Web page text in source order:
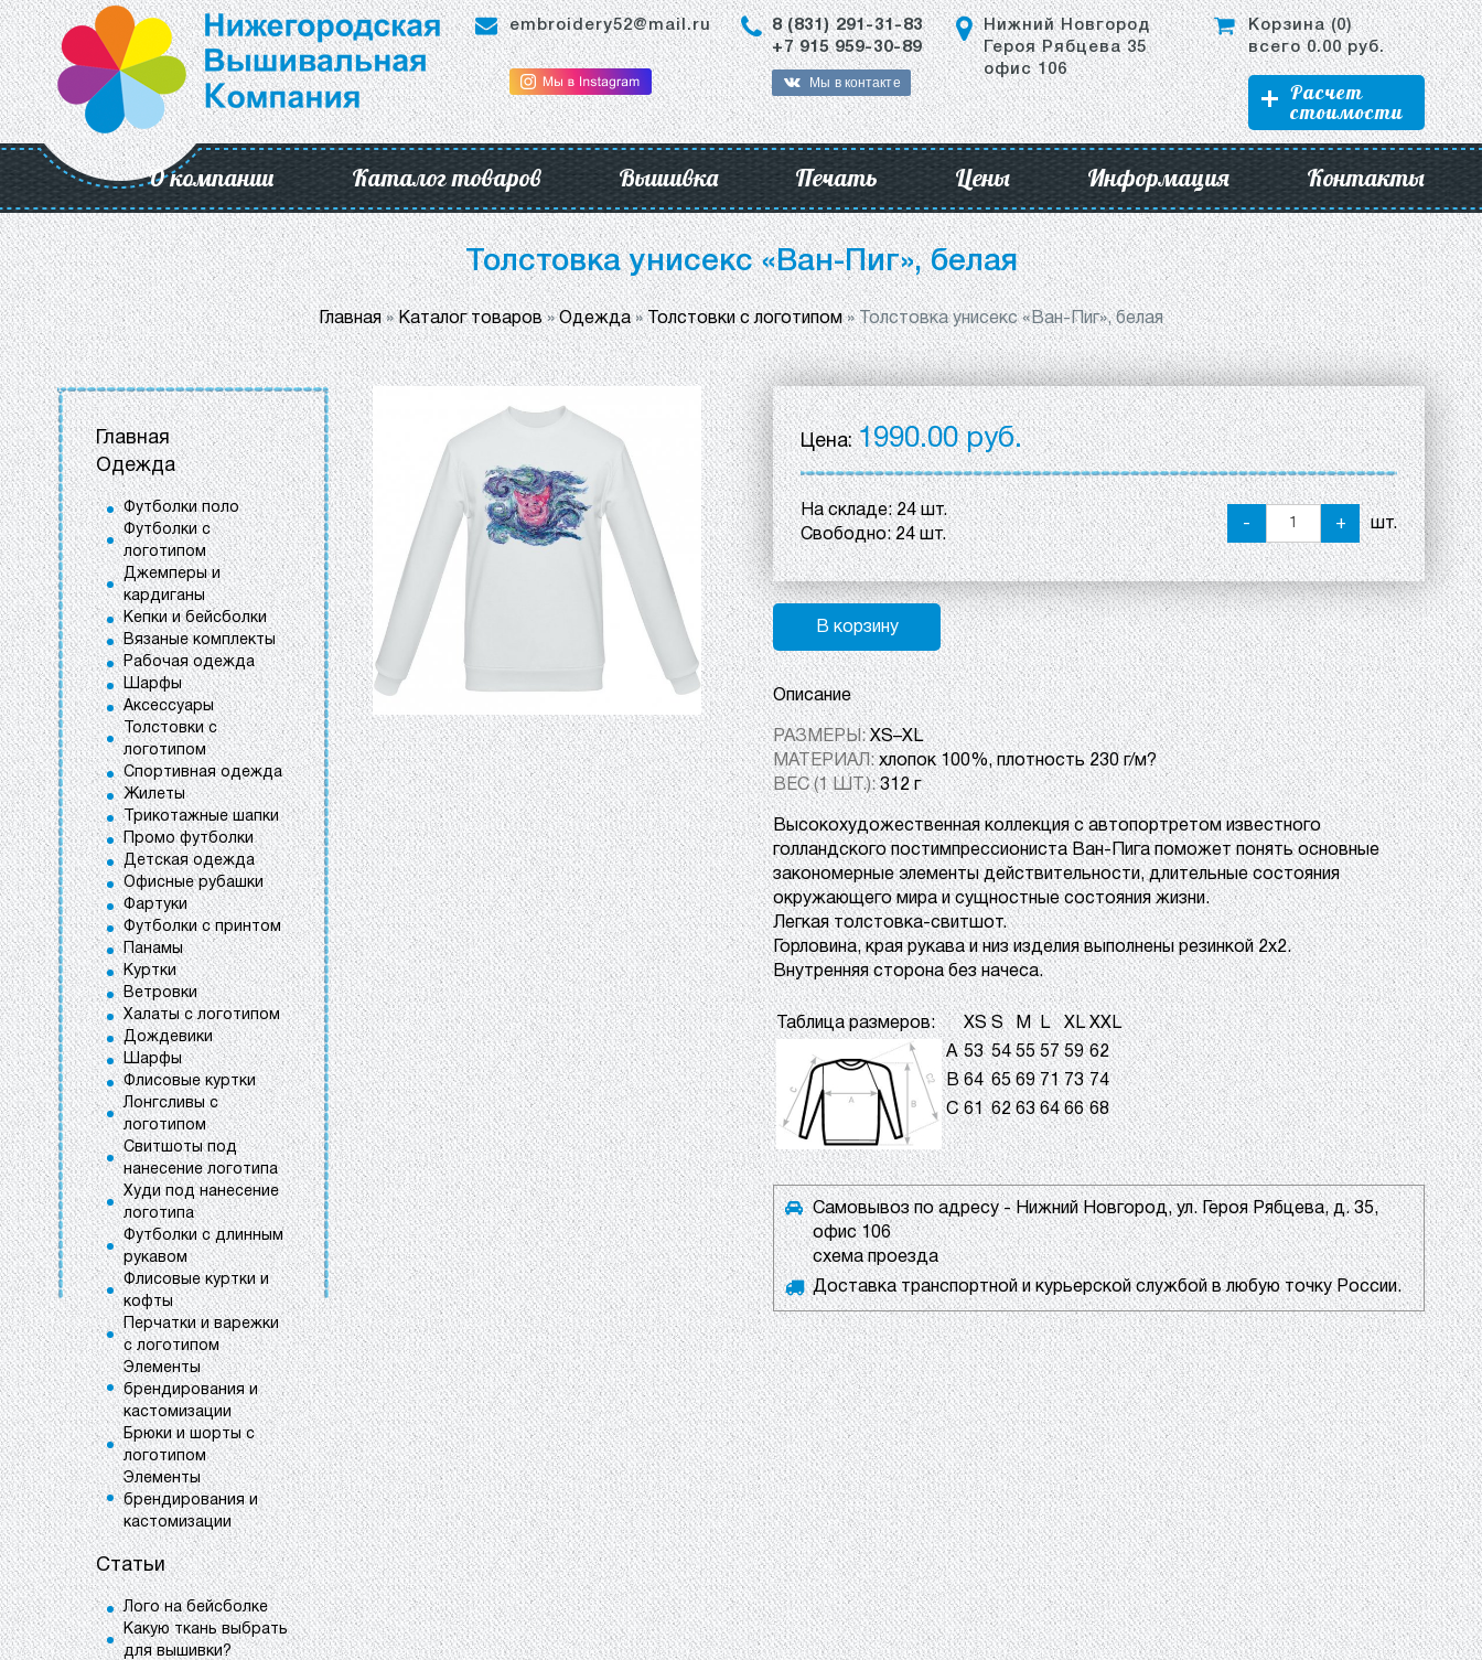
embroidery52@mail.ru
8 (831) 291-31-83
+7 915 959-30-89
Мы в контакте
Нижний Новгород
Героя Рябцева 35
офис 106
Корзина (0)
всего0.00руб.
Расчет
стоимости
О компании Каталог товаров Вышивка Печать Цены Информация Контакты
Толстовка унисекс «Ван-Пиг», белая
Главная »Каталог товаров»Одежда»Толстовки с логотипом»Толстовка унисекс «Ван-Пиг», белая
Главная
Одежда
Футболки поло
Футболки с
логотипом
Джемперы и
кардиганы
Кепки и бейсболки
Вязаные комплекты
Рабочая одежда
Шарфы
Аксессуары
Толстовки с
логотипом
Спортивная одежда
Жилеты
Трикотажные шапки
Промо футболки
Детская одежда
Офисные рубашки
Фартуки
Футболки с принтом
Панамы
Куртки
Ветровки
Халаты с логотипом
Дождевики
Шарфы
Флисовые куртки
Лонгсливы с
логотипом
Свитшоты под
нанесение логотипа
Худи под нанесение
логотипа
Футболки с длинным
рукавом
Флисовые куртки и
кофты
Перчатки и варежки
с логотипом
Элементы
брендирования и
кастомизации
Брюки и шорты с
логотипом
Элементы
брендирования и
кастомизации
Статьи
Лого на бейсболке
Какую ткань выбрать
для вышивки?
Цена:1990.00 руб.
На складе:24 шт.
Свободно:24 шт.
- + шт.
В корзину
Описание
РАЗМЕРЫ:XS–XL
МАТЕРИАЛ:хлопок 100%, плотность 230 г/м?
ВЕС (1 ШТ.):312 г
Высокохудожественная коллекция с автопортретом известного
голландского постимпрессиониста Ван-Пига поможет понять основные
закономерные элементы действительности, длительные состояния
окружающего мира и сущностные состояния жизни.
Легкая толстовка-свитшот.
Горловина, края рукава и низ изделия выполнены резинкой 2х2.
Внутренняя сторона без начеса.
Таблица размеров: XS S M L XL XXL
А 53 54 55 57 59 62
В 64 65 69 71 73 74
С 61 62 63 64 66 68
Самовывоз по адресу - Нижний Новгород, ул. Героя Рябцева, д. 35,
офис 106
схема проезда
Доставка транспортной и курьерской службой в любую точку России.